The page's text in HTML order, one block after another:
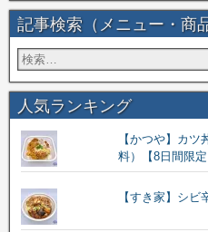
記事検索（メニュー・商
人気ランキング
【かつや】カ
料）【8日間限定
【すき家】シビ